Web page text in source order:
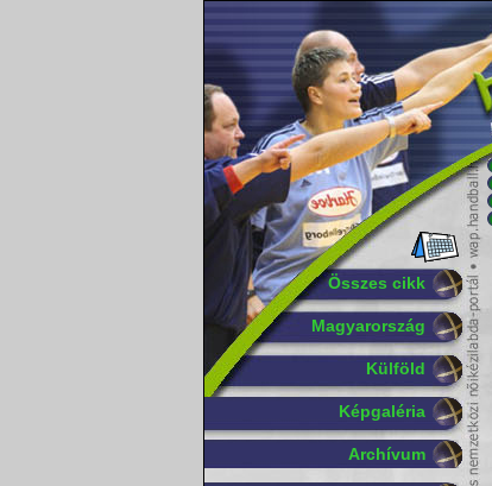
Összes cikk
Magyarország
Külföld
Képgaléria
Archívum